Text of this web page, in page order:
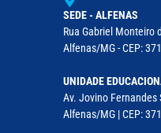
SEDE - ALFENAS
Rua Gabriel Monteiro
Alfenas/MG - CEP:
UNIDADE
Av. Jovino Fernandes
Alfenas/MG | CEP: